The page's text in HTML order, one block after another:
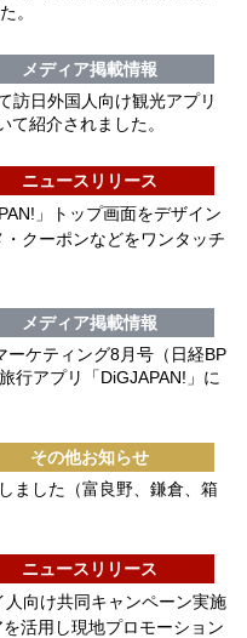
。
メディア掲載情報
訪日外国人向け観光アプリ
て紹介されました。
ニュースリリース
」トップ画面をデザイン
クーポンなどをワンタッチ
メディア掲載情報
ーケティング8月号（日経BP
行アプリ「DiGJAPAN!」に
その他お知らせ
ました（富良野、鎌倉、箱
ニュースリリース
向け共同キャンペーン実施
活用し現地プロモーション